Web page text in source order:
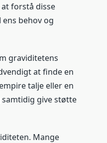
forstå disse
behov og
graviditetens
at finde en
talje eller en
give støtte
Mange